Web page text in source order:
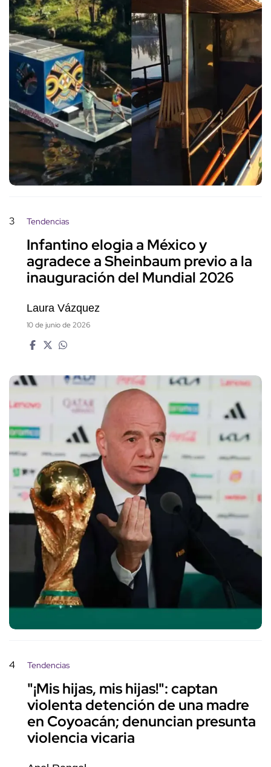
3 Tendencias
Infantino elogia a México y
agradece a Sheinbaum previo a la
inauguración del Mundial 2026
Laura Vázquez
10 de junio de 2026
4 Tendencias
"¡Mis hijas, mis hijas!": captan
violenta detención de una madre
en Coyoacán; denuncian presunta
violencia vicaria